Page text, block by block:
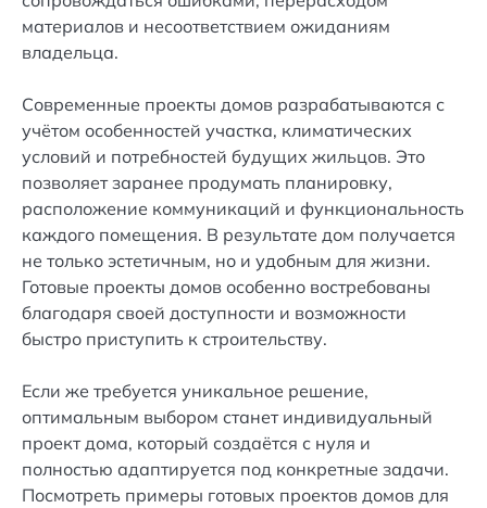
материалов и несоответствием ожиданиям
владельца.
Современные проекты домов разрабатываются с
учётом особенностей участка, климатических
условий и потребностей будущих жильцов. Это
позволяет заранее продумать планировку,
расположение коммуникаций и функциональность
каждого помещения. В результате дом получается
не только эстетичным, но и удобным для жизни.
Готовые проекты домов особенно востребованы
благодаря своей доступности и возможности
быстро приступить к строительству.
Если же требуется уникальное решение,
оптимальным выбором станет индивидуальный
проект дома, который создаётся с нуля и
полностью адаптируется под конкретные задачи.
Посмотреть примеры готовых проектов домов для